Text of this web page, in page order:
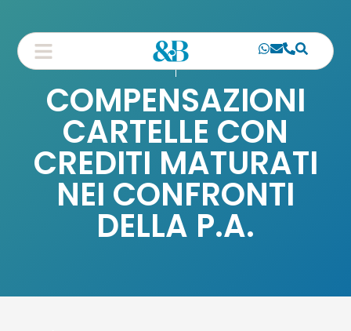
COMPENSAZIONI
CARTELLE CON
CREDITI MATURATI
NEI CONFRONTI
DELLA P.A.